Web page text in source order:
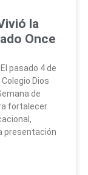
la
Once
pasado 4 de
Dios
de
fortalecer
presentación